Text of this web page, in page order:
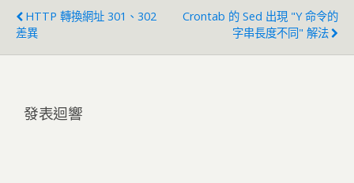
HTTP 轉換網址 301、302
差異
Crontab 的 Sed 出現 "y 命令的
字串長度不同" 解法
發表迴響